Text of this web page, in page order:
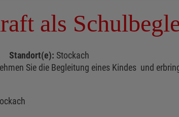
als
Standort(e): Stockach
Sie die Begleitung eines Kindes und